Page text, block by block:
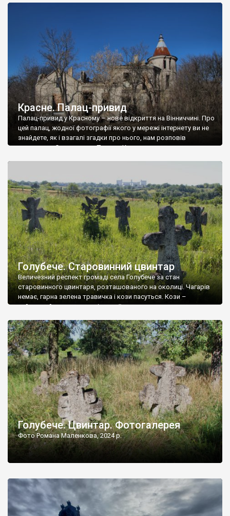
Красне. Палац-привид
Палац-привид у Красному – нове відкриття на Вінниччині. Про
цей палац, жодної фотографії якого у мережі інтернету ви не
знайдете, як і взагалі згадки про нього, нам розповів
мешканець Самгородка. Палац у Красному вразив не лише
Голубече. Старовинний цвинтар
Величезний респект громаді села Голубече за стан
старовинного цвинтаря, розташованого на околиці. Чагарів
немає, гарна зелена травичка і кози пасуться. Кози –
найкращий регулятор шкідливої, для старих кладовищ,
бруньками, кози ті бруньки обгризають, бо то улюблений
делікатес. На цвинтарі у Голубечому ціла колекція
різноманітних форм хрестів. Село відносно невелике, […]
Голубече. Цвинтар. Фотогалерея
Фото Романа Маленкова, 2024 р.